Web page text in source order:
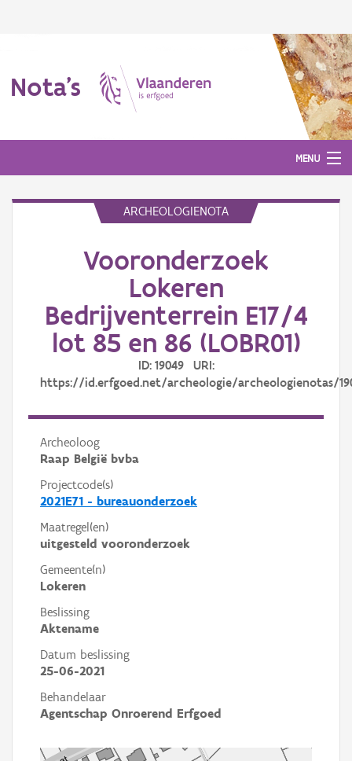
Nota's
MENU
ARCHEOLOGIENOTA
Vooronderzoek
Lokeren
Bedrijventerrein E17/4
lot 85 en 86 (LOBR01)
ID: 19049 URI:
https://id.erfgoed.net/archeologie/archeologienotas/
Archeoloog
Raap België bvba
Projectcode(s)
2021E71 - bureauonderzoek
Maatregel(en)
uitgesteld vooronderzoek
Gemeente(n)
Lokeren
Beslissing
Aktename
Datum beslissing
25-06-2021
Behandelaar
Agentschap Onroerend Erfgoed